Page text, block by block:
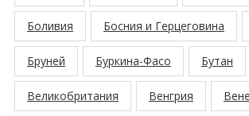
Боливия Босния и Герцеговина
Бруней Буркина-Фасо Бутан
Великобритания Венгрия